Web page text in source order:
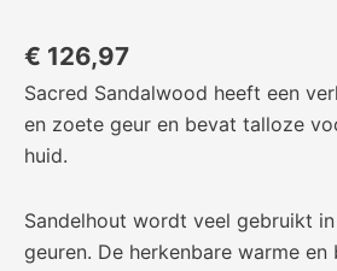
€ 126,97
Sacred Sandalwood heeft een
en zoete geur en bevat talloze
huid.
Sandelhout wordt veel gebruikt
geuren. De herkenbare warme